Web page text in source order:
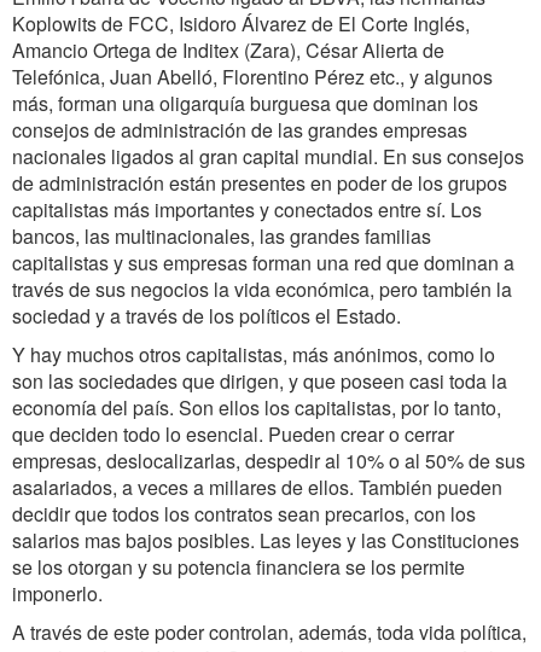
Koplowits de FCC, Isidoro Álvarez de El Corte Inglés,
Amancio Ortega de Inditex (Zara), César Alierta de
Telefónica, Juan Abelló, Florentino Pérez etc., y algunos
más, forman una oligarquía burguesa que dominan los
consejos de administración de las grandes empresas
nacionales ligados al gran capital mundial. En sus consejos
de administración están presentes en poder de los grupos
capitalistas más importantes y conectados entre sí. Los
bancos, las multinacionales, las grandes familias
capitalistas y sus empresas forman una red que dominan a
través de sus negocios la vida económica, pero también la
sociedad y a través de los políticos el Estado.
Y hay muchos otros capitalistas, más anónimos, como lo
son las sociedades que dirigen, y que poseen casi toda la
economía del país. Son ellos los capitalistas, por lo tanto,
que deciden todo lo esencial. Pueden crear o cerrar
empresas, deslocalizarlas, despedir al 10% o al 50% de sus
asalariados, a veces a millares de ellos. También pueden
decidir que todos los contratos sean precarios, con los
salarios mas bajos posibles. Las leyes y las Constituciones
se los otorgan y su potencia financiera se los permite
imponerlo.
A través de este poder controlan, además, toda vida política,